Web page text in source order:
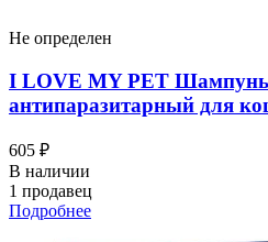
Не определен
I LOVЕ MY PET
антипаразитарный для
605 ₽
В наличии
1 продавец
Подробнее